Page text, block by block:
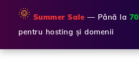
🌞 Summer Sale — Până la
pentru hosting și domenii